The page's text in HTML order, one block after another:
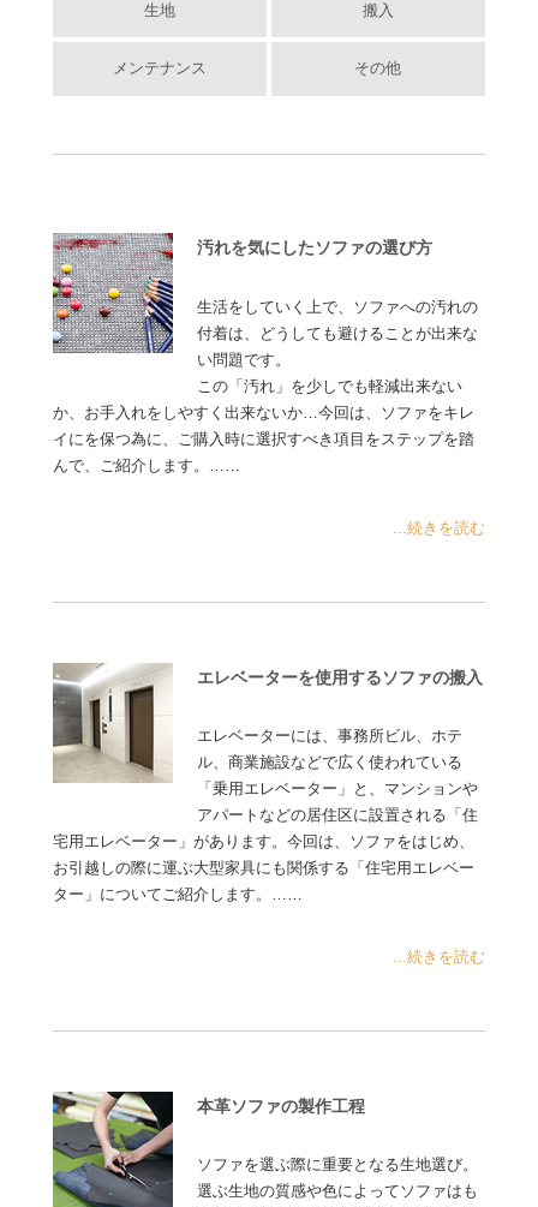
生地 搬入
メンテナンス その他
汚れを気にしたソファの選び方
生活をしていく上で、ソファへの汚れの
付着は、どうしても避けることが出来な
い問題です。
この「汚れ」を少しでも軽減出来ない
か、お手入れをしやすく出来ないか…今回は、ソファをキレ
イにを保つ為に、ご購入時に選択すべき項目をステップを踏
んで、ご紹介します。……
...続きを読む
エレベーターを使用するソファの搬入
エレベーターには、事務所ビル、ホテ
ル、商業施設などで広く使われている
「乗用エレベーター」と、マンションや
アパートなどの居住区に設置される「住
宅用エレベーター」があります。今回は、ソファをはじめ、
お引越しの際に運ぶ大型家具にも関係する「住宅用エレベー
ター」についてご紹介します。……
...続きを読む
本革ソファの製作工程
ソファを選ぶ際に重要となる生地選び。
選ぶ生地の質感や色によってソファはも